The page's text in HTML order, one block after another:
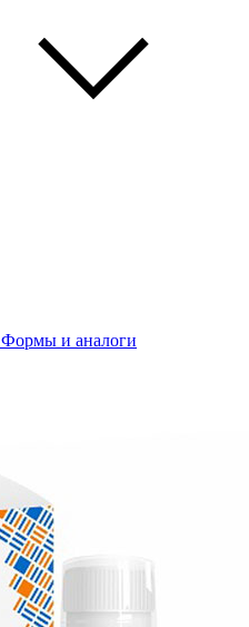
Формы и аналоги